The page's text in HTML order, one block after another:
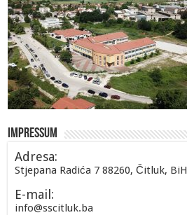
Impressum
Adresa:
Stjepana Radića 7 88260, Čitluk, BiH
E-mail:
info@sscitluk.ba